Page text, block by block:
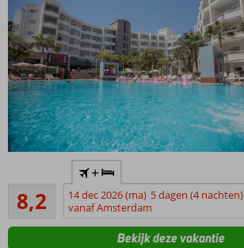
minimale
leeftijd
18 jaar
8,2
Zeer goed
39
beoordelingen
+
14 dec 2026 (ma) 5 dagen (4 nachten)
vanaf Amsterdam
Bekijk deze vakantie